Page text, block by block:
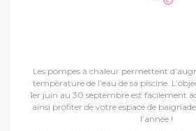
Les pompes à chaleur permettent
température de l’eau de sa piscine.
1er juin au 30 septembre est facilement
ainsi profiter de votre espace de
l’année !